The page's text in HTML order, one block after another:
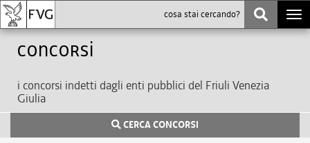
Concorsi
i concorsi indetti dagli enti pubblici del Friuli Venezia
Giulia
CERCA CONCORSI